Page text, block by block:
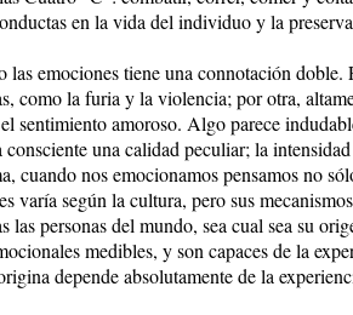
en la vida del individuo y la
las emociones tiene una connotación doble.
como la furia y la violencia; por otra,
sentimiento amoroso. Algo parece
consciente una calidad peculiar; la
cuando nos emocionamos pensamos no
varía según la cultura, pero sus
las personas del mundo, sea cual sea su
medibles, y son capaces de la
depende absolutamente de la